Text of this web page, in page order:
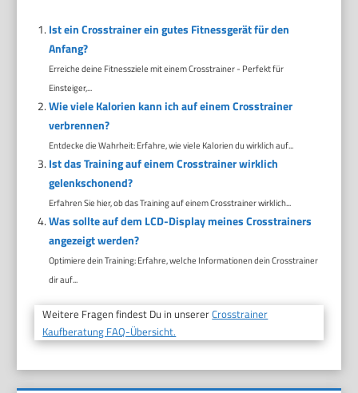
Ist ein Crosstrainer ein gutes Fitnessgerät für den
Anfang?
Erreiche deine Fitnessziele mit einem Crosstrainer - Perfekt für
Einsteiger,...
Wie viele Kalorien kann ich auf einem Crosstrainer
verbrennen?
Entdecke die Wahrheit: Erfahre, wie viele Kalorien du wirklich auf...
Ist das Training auf einem Crosstrainer wirklich
gelenkschonend?
Erfahren Sie hier, ob das Training auf einem Crosstrainer wirklich...
Was sollte auf dem LCD-Display meines Crosstrainers
angezeigt werden?
Optimiere dein Training: Erfahre, welche Informationen dein Crosstrainer
dir auf...
Weitere Fragen findest Du in unsererCrosstrainer
Kaufberatung FAQ-Übersicht.